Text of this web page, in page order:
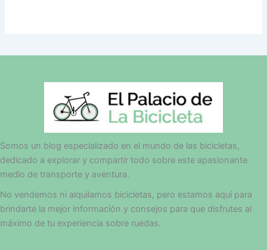
Somos un blog especializado en el mundo de las bicicletas,
dedicado a explorar y compartir todo sobre este apasionante
medio de transporte y aventura.
No vendemos ni alquilamos bicicletas, pero estamos aquí para
brindarte la mejor información y consejos para que disfrutes al
máximo de tu experiencia sobre ruedas.